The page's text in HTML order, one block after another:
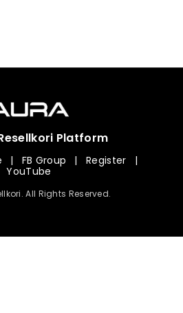
Platform
| FB Group | Register
|
YouTube
All Rights Reserved.